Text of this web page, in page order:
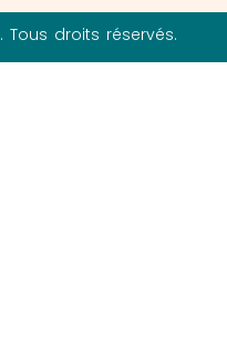
Tous droits réservés.